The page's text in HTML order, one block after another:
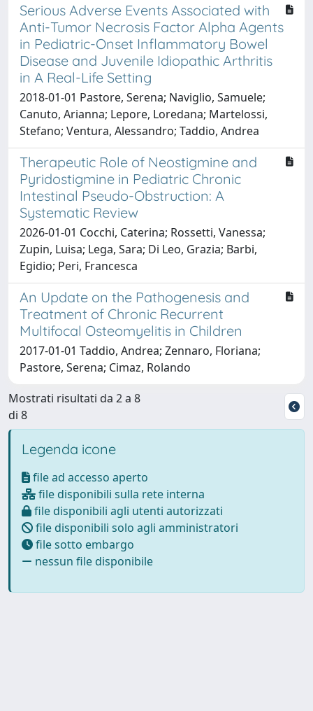
Serious Adverse Events Associated with
Anti-Tumor Necrosis Factor Alpha Agents
in Pediatric-Onset Inflammatory Bowel
Disease and Juvenile Idiopathic Arthritis
in A Real-Life Setting
2018-01-01 Pastore, Serena; Naviglio, Samuele;
Canuto, Arianna; Lepore, Loredana; Martelossi,
Stefano; Ventura, Alessandro; Taddio, Andrea
Therapeutic Role of Neostigmine and
Pyridostigmine in Pediatric Chronic
Intestinal Pseudo-Obstruction: A
Systematic Review
2026-01-01 Cocchi, Caterina; Rossetti, Vanessa;
Zupin, Luisa; Lega, Sara; Di Leo, Grazia; Barbi,
Egidio; Peri, Francesca
An Update on the Pathogenesis and
Treatment of Chronic Recurrent
Multifocal Osteomyelitis in Children
2017-01-01 Taddio, Andrea; Zennaro, Floriana;
Pastore, Serena; Cimaz, Rolando
Mostrati risultati da 2 a 8
di 8
Legenda icone
file ad accesso aperto
file disponibili sulla rete interna
file disponibili agli utenti autorizzati
file disponibili solo agli amministratori
file sotto embargo
nessun file disponibile